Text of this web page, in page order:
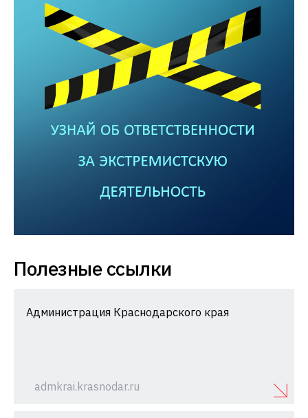
Полезные ссылки
Администрация Краснодарского края
admkrai.krasnodar.ru